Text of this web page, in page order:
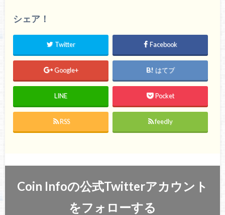
シェア！
Twitter Facebook
Google+ はてブ
LINE Pocket
RSS feedly
Coin Infoの公式Twitterアカウント
をフォローする